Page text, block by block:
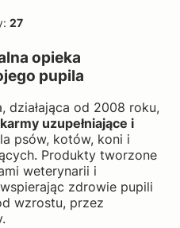
27
opieka
pupila
działająca od 2008 roku,
karmy uzupełniające i
psów, kotów, koni i
Produkty tworzone
weterynarii i
zdrowie pupili
wzrostu, przez